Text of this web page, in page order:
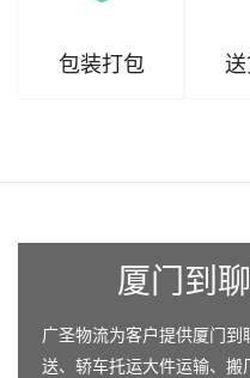
包装打包 送
厦门到
广圣物流为客户提供厦门
送、轿车托运大件运输、